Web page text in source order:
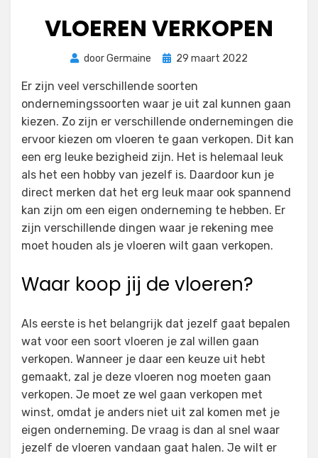
VLOEREN VERKOPEN
doorGermaine
Geplaatst
29 maart 2022
Er zijn veel verschillende soorten
ondernemingssoorten waar je uit zal kunnen gaan
kiezen. Zo zijn er verschillende ondernemingen die
ervoor kiezen om vloeren te gaan verkopen. Dit kan
een erg leuke bezigheid zijn. Het is helemaal leuk
als het een hobby van jezelf is. Daardoor kun je
direct merken dat het erg leuk maar ook spannend
kan zijn om een eigen onderneming te hebben. Er
zijn verschillende dingen waar je rekening mee
moet houden als je vloeren wilt gaan verkopen.
Waar koop jij de vloeren?
Als eerste is het belangrijk dat jezelf gaat bepalen
wat voor een soort vloeren je zal willen gaan
verkopen. Wanneer je daar een keuze uit hebt
gemaakt, zal je deze vloeren nog moeten gaan
verkopen. Je moet ze wel gaan verkopen met
winst, omdat je anders niet uit zal komen met je
eigen onderneming. De vraag is dan al snel waar
jezelf de vloeren vandaan gaat halen. Je wilt er